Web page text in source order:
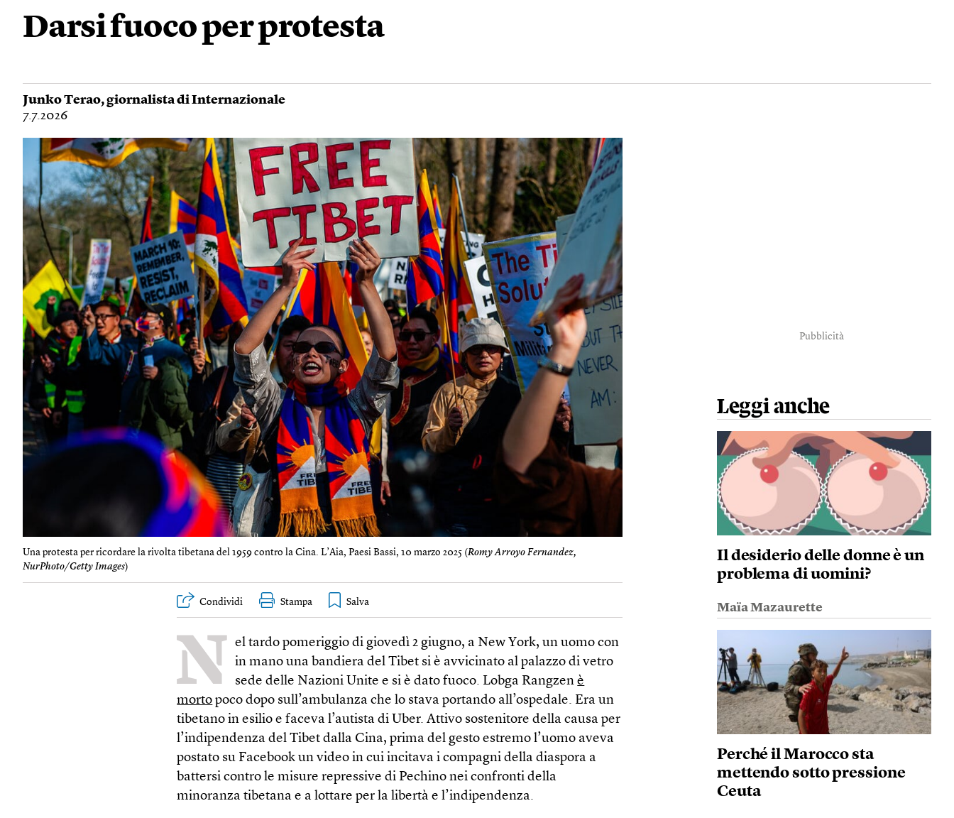
Darsi fuoco per protesta
Junko Terao, giornalista di Internazionale
7.7.2026
Una protesta per ricordare la rivolta tibetana del 1959 contro la Cina. L’Aia, Paesi Bassi, 10 marzo 2025 (Romy Arroyo Fernandez,
NurPhoto/Getty Images)
Condividi Stampa
N el tardo pomeriggio di giovedì 2 giugno, a New York, un uomo con
in mano una bandiera del Tibet si è avvicinato al palazzo di vetro
sede delle Nazioni Unite e si è dato fuoco. Lobga Rangzenè
morto poco dopo sull’ambulanza che lo stava portando all’ospedale. Era un
tibetano in esilio e faceva l’autista di Uber. Attivo sostenitore della causa per
l’indipendenza del Tibet dalla Cina, prima del gesto estremo l’uomo aveva
postato su Facebook un video in cui incitava i compagni della diaspora a
battersi contro le misure repressive di Pechino nei confronti della
minoranza tibetana e a lottare per la libertà e l’indipendenza.
Pubblicità
Leggi anche
Il desiderio delle donne è un
problema di uomini?
Maïa Mazaurette
Perché il Marocco sta
mettendo sotto pressione
Ceuta